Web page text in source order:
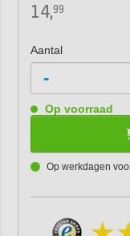
14,99
Aantal
-
Op voorraad
Op werkdagen